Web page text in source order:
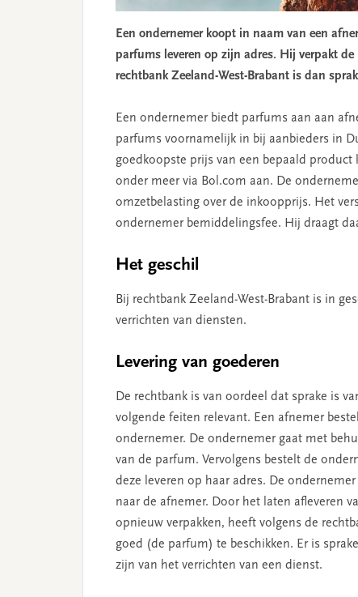
Een ondernemer koopt in naam van een
parfums leveren op zijn adres. Hij verpakt
rechtbank Zeeland-West-Brabant is dan
Een ondernemer biedt parfums aan aan
parfums voornamelijk in bij aanbieders in
goedkoopste prijs van een bepaald
onder meer via Bol.com aan. De
omzetbelasting over de inkoopprijs. Het
ondernemer bemiddelingsfee. Hij draagt
Het geschil
Bij rechtbank Zeeland-West-Brabant is in
verrichten van diensten.
Levering van goederen
De rechtbank is van oordeel dat sprake is
volgende feiten relevant. Een afnemer
ondernemer. De ondernemer gaat met
van de parfum. Vervolgens bestelt de
deze leveren op haar adres. De
naar de afnemer. Door het laten afleveren
opnieuw verpakken, heeft volgens de
goed (de parfum) te beschikken. Er is
zijn van het verrichten van een dienst.